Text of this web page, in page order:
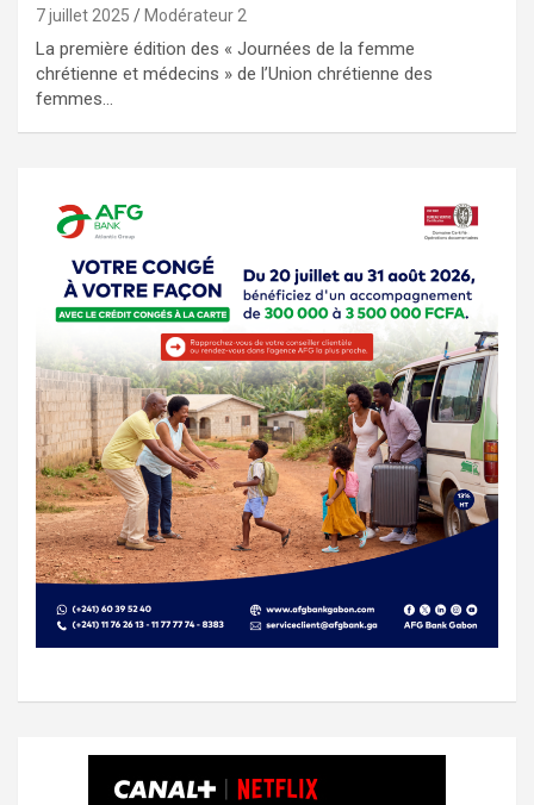
7 juillet 2025 Modérateur 2
La première édition des « Journées de la femme
chrétienne et médecins » de l’Union chrétienne des
femmes…